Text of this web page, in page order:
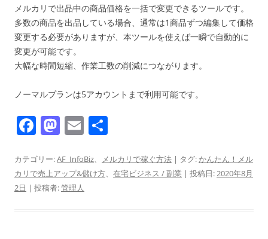
メルカリで出品中の商品価格を一括で変更できるツールです。
多数の商品を出品している場合、通常は1商品ずつ編集して価格
変更する必要がありますが、本ツールを使えば一瞬で自動的に
変更が可能です。
大幅な時間短縮、作業工数の削減につながります。
ノーマルプランは5アカウントまで利用可能です。
F
c
e
M
st
o
E
ai
l
カテゴリー:AF_InfoBiz、 メルカリで稼ぐ方法 | タグ:かんたん！メル
カリで売上アップ&儲け方、 在宅ビジネス / 副業 | 投稿日:2020年8月
2日 | 投稿者:管理人